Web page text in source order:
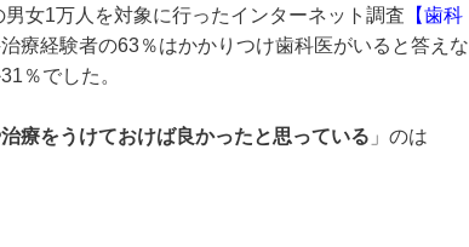
女1万人を対象に行ったインターネット調査 【歯科
療経験者の63％はかかりつけ歯科医がいると答えな
％でした。
療をうけておけば良かったと思っている 」のは